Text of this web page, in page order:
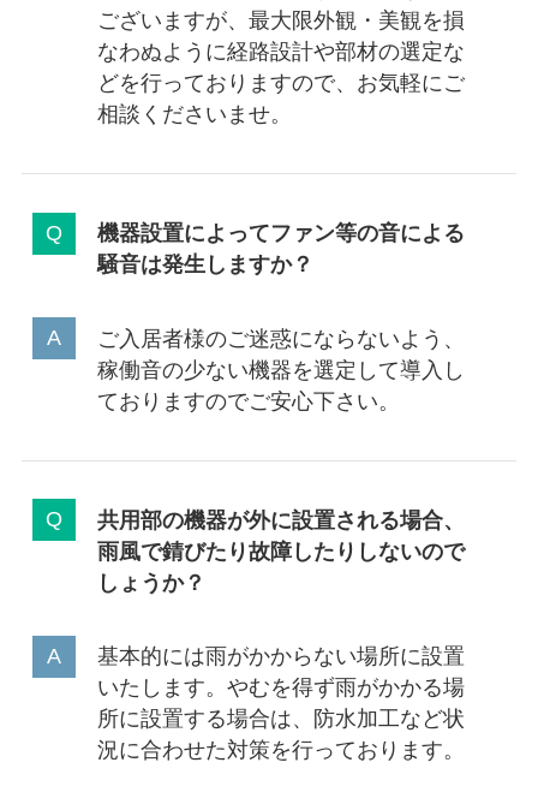
ございますが、最大限外観・美観を損
なわぬように経路設計や部材の選定な
どを行っておりますので、お気軽にご
相談くださいませ。
機器設置によってファン等の音による
騒音は発生しますか？
ご入居者様のご迷惑にならないよう、
稼働音の少ない機器を選定して導入し
ておりますのでご安心下さい。
共用部の機器が外に設置される場合、
雨風で錆びたり故障したりしないので
しょうか？
基本的には雨がかからない場所に設置
いたします。やむを得ず雨がかかる場
所に設置する場合は、防水加工など状
況に合わせた対策を行っております。